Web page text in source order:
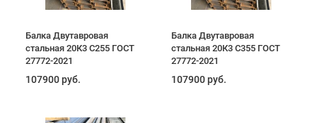
Балка Двутавровая
стальная 20К3 С255 ГОСТ
27772-2021
107900 руб.
Балка Двутавровая
стальная 20К3 С355 ГОСТ
27772-2021
107900 руб.